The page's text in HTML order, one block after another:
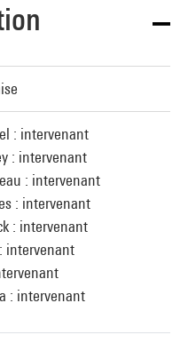
: intervenant
: intervenant
: intervenant
: intervenant
: intervenant
intervenant
: intervenant